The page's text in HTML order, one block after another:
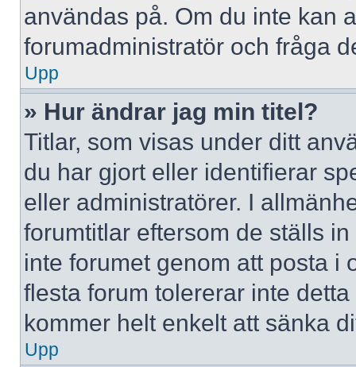
användas på. Om du inte kan
forumadministratör och fråga
Upp
» Hur ändrar jag min titel?
Titlar, som visas under ditt
du har gjort eller identifierar
eller administratörer. I
forumtitlar eftersom de ställs
inte forumet genom att posta i
flesta forum tolererar inte
kommer helt enkelt att sänka
Upp